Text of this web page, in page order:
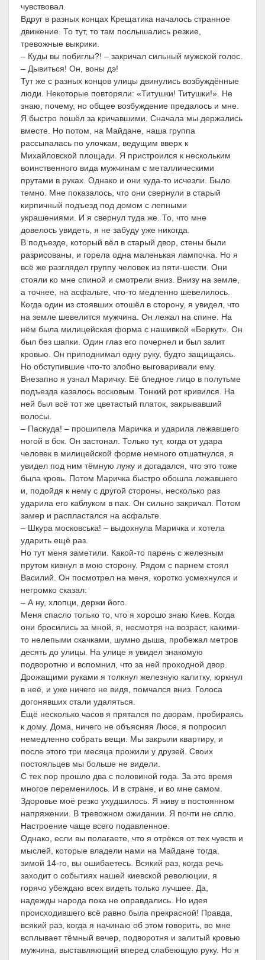
чувствовал.
Вдруг в разных концах Крещатика началось странное
движение. То тут, то там послышались резкие,
тревожные выкрики.
– Куды вы побиглы?! – закричал сильный мужской голос.
– Дывиться! Он, воны дэ!
Тут же с разных концов улицы двинулись возбуждённые
люди. Некоторые повторяли: «Титушки! Титушки!». Не
знаю, почему, но общее возбуждение предалось и мне.
Я быстро пошёл за кричавшими. Сначала мы держались
вместе. Но потом, на Майдане, наша группа
рассыпалась по улочкам, ведущим вверх к
Михайловской площади. Я пристроился к нескольким
воинственного вида мужчинам с металлическими
прутами в руках. Однако и они куда-то исчезли. Было
темно. Мне показалось, что они свернули в старый
кирпичный подъезд под домом с лепными
украшениями. И я свернул туда же. То, что мне
довелось увидеть, я не забуду уже никогда.
В подъезде, который вёл в старый двор, стены были
разрисованы, и горела одна маленькая лампочка. Но я
всё же разглядел группу человек из пяти-шести. Они
стояли ко мне спиной и смотрели вниз. Внизу на земле,
а точнее, на асфальте, что-то медленно шевелилось.
Когда один из стоявших отошёл в сторону, я увидел, что
на земле шевелится мужчина. Он лежал на спине. На
нём была милицейская форма с нашивкой «Беркут». Он
был без шапки. Один глаз его почернел и был залит
кровью. Он приподнимал одну руку, будто защищаясь.
Но обступившие что-то злобно выговаривали ему.
Внезапно я узнал Маричку. Её бледное лицо в полутьме
подъезда казалось восковым. Тонкий рот кривился. На
ней был всё тот же цветастый платок, закрывавший
волосы.
– Паскуда! – прошипела Маричка и ударила лежавшего
ногой в бок. Он застонал. Только тут, когда от удара
человек в милицейской форме немного отшатнулся, я
увидел под ним тёмную лужу и догадался, что это тоже
была кровь. Потом Маричка быстро обошла лежавшего
и, подойдя к нему с другой стороны, несколько раз
ударила его каблуком в пах. Он сильно закричал. Потом
замер и распластался на асфальте.
– Шкура московська! – выдохнула Маричка и хотела
ударить ещё раз.
Но тут меня заметили. Какой-то парень с железным
прутом кивнул в мою сторону. Рядом с парнем стоял
Василий. Он посмотрел на меня, коротко усмехнулся и
негромко сказал:
– А ну, хлопци, держи його.
Меня спасло только то, что я хорошо знаю Киев. Когда
они бросились за мной, я, несмотря на возраст, какими-
то нелепыми скачками, шумно дыша, пробежал метров
десять до улицы. На улице я увидел знакомую
подворотню и вспомнил, что за ней проходной двор.
Дрожащими руками я толкнул железную калитку, юркнул
в неё, и уже ничего не видя, помчался вниз. Голоса
догонявших стали удаляться.
Ещё несколько часов я прятался по дворам, пробираясь
к дому. Дома, ничего не объясняя Люсе, я попросил
немедленно собрать вещи. Мы закрыли квартиру, и
после этого три месяца прожили у друзей. Своих
постояльцев мы больше не видели.
С тех пор прошло два с половиной года. За это время
многое переменилось. И в стране, и во мне самом.
Здоровье моё резко ухудшилось. Я живу в постоянном
напряжении. В тревожном ожидании. Я почти не сплю.
Настроение чаще всего подавленное.
Однако, если вы полагаете, что я отрёкся от тех чувств и
мыслей, которые владели нами на Майдане тогда,
зимой 14-го, вы ошибаетесь. Всякий раз, когда речь
заходит о событиях нашей киевской революции, я
горячо убеждаю всех видеть только лучшее. Да,
надежды народа пока не оправдались. Но идея
происходившего всё равно была прекрасной! Правда,
всякий раз, когда я начинаю об этом говорить, во мне
всплывает тёмный вечер, подворотня и залитый кровью
мужчина, выставляющий вперед слабеющую руку. Но я